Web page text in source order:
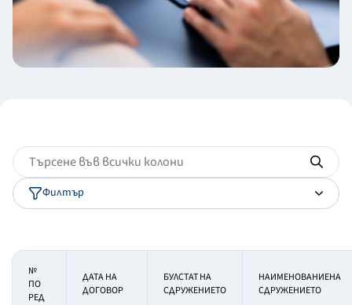
Филтър
№
ПО
РЕД
ДАТА НА
ДОГОВОР
БУЛСТАТ НА
СДРУЖЕНИЕТО
НАИМЕНОВАНИЕНА
СДРУЖЕНИЕТО